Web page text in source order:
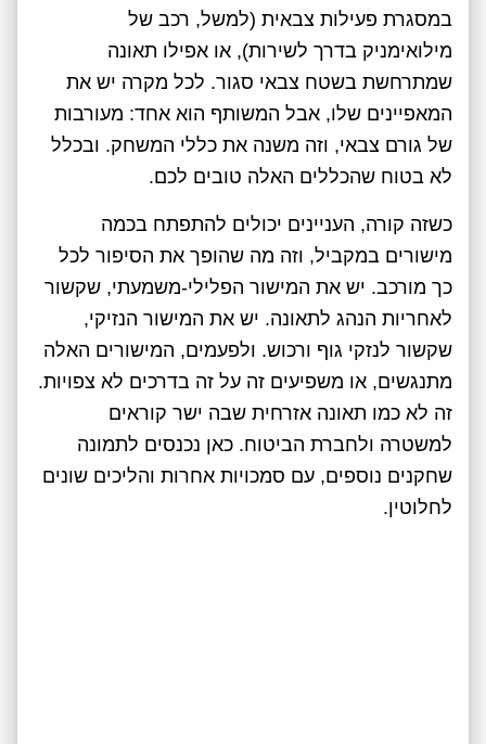
במסגרת פעילות צבאית (למשל, רכב של
מילואימניק בדרך לשירות), או אפילו תאונה
שמתרחשת בשטח צבאי סגור. לכל מקרה יש את
המאפיינים שלו, אבל המשותף הוא אחד: מעורבות
של גורם צבאי, וזה משנה את כללי המשחק. ובכלל
לא בטוח שהכללים האלה טובים לכם.
כשזה קורה, העניינים יכולים להתפתח בכמה
מישורים במקביל, וזה מה שהופך את הסיפור לכל
כך מורכב. יש את המישור הפלילי-משמעתי, שקשור
לאחריות הנהג לתאונה. יש את המישור הנזיקי,
שקשור לנזקי גוף ורכוש. ולפעמים, המישורים האלה
מתנגשים, או משפיעים זה על זה בדרכים לא צפויות.
זה לא כמו תאונה אזרחית שבה ישר קוראים
למשטרה ולחברת הביטוח. כאן נכנסים לתמונה
שחקנים נוספים, עם סמכויות אחרות והליכים שונים
לחלוטין.